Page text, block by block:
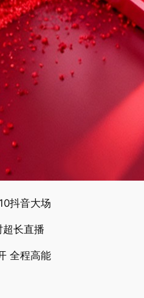
抖音大场
超长直播
全程高能